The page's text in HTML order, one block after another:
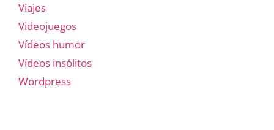
Viajes
Videojuegos
Vídeos humor
Vídeos insólitos
Wordpress